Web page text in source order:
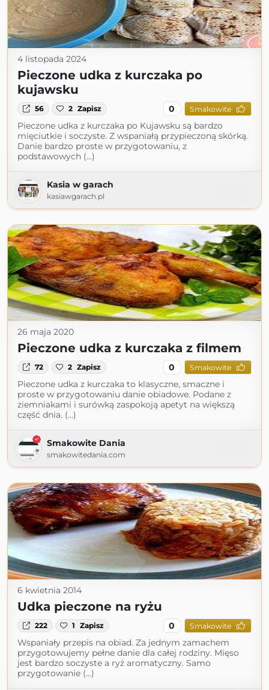
4 listopada 2024
Pieczone udka z kurczaka po
kujawsku
56 2 Zapisz 0 Smakowite
Pieczone udka z kurczaka po Kujawsku są bardzo
mięciutkie i soczyste. Z wspaniałą przypieczoną skórką.
Danie bardzo proste w przygotowaniu, z
podstawowych (...)
Kasia w garach
kasiawgarach.pl
26 maja 2020
Pieczone udka z kurczaka z filmem
72 2 Zapisz 0 Smakowite
Pieczone udka z kurczaka to klasyczne, smaczne i
proste w przygotowaniu danie obiadowe. Podane z
ziemniakami i surówką zaspokoją apetyt na większą
część dnia. (...)
Smakowite Dania
smakowitedania.com
6 kwietnia 2014
Udka pieczone na ryżu
222 1 Zapisz 0 Smakowite
Wspaniały przepis na obiad. Za jednym zamachem
przygotowujemy pełne danie dla całej rodziny. Mięso
jest bardzo soczyste a ryż aromatyczny. Samo
przygotowanie (...)